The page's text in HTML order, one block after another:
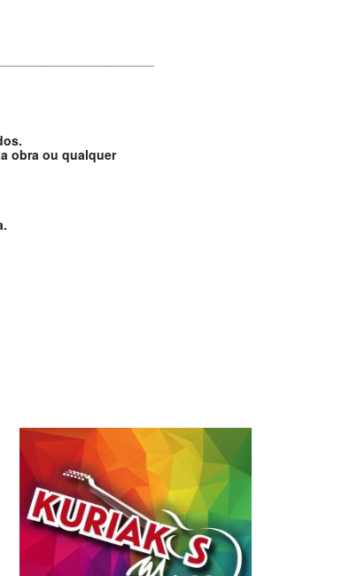
obra ou qualquer